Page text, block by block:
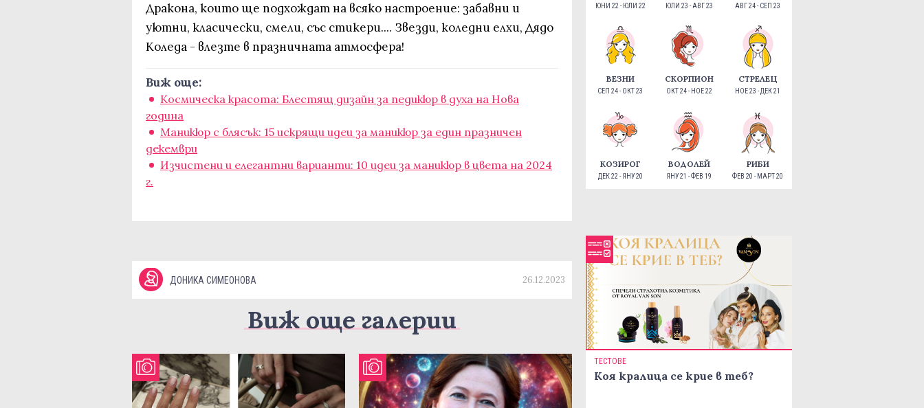
Дракона, които ще подхождат на всяко настроение: забавни и
уютни, класически, смели, със стикери.... Звезди, коледни елхи, Дядо
Коледа - влезте в празничната атмосфера!
Виж още:
Космическа красота: Блестящ дизайн за педикюр в духа на Нова
година
Маникюр с блясък: 15 искрящи идеи за маникюр за един празничен
декември
Изчистени и елегантни варианти: 10 идеи за маникюр в цвета на 2024
г.
ДОНИКА СИМЕОНОВА 26.12.2023
Виж още галерии
ЮНИ 22 - ЮЛИ 22 ЮЛИ 23 - АВГ 23 АВГ 24 - СЕП 23
ВЕЗНИ
СЕП 24 - ОКТ 23
СКОРПИОН
ОКТ 24 - НОЕ 22
СТРЕЛЕЦ
НОЕ 23 - ДЕК 21
КОЗИРОГ
ДЕК 22 - ЯНУ 20
ВОДОЛЕЙ
ЯНУ 21 - ФЕВ 19
РИБИ
ФЕВ 20 - МАРТ 20
ТЕСТОВЕ
Коя кралица се крие в теб?